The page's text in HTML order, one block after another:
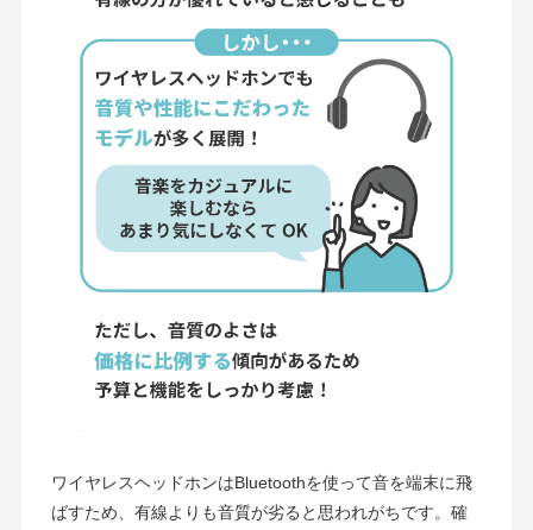
ワイヤレスヘッドホンはBluetoothを使って音を端末に飛
ばすため、有線よりも音質が劣ると思われがちです。確